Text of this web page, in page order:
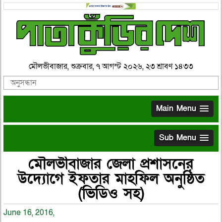
মৌলভীবাজার, শুক্রবার, ৭ আগস্ট ২০২৬, ২৩ শ্রাবণ ১৪৩৩
Main Menu
Sub Menu
মৌলভীবাজার জেলা প্রশাসনের
উদ্যোগে ইফতার মাহফিল অনুষ্ঠিত
(ভিডিও সহ)
June 16, 2016,